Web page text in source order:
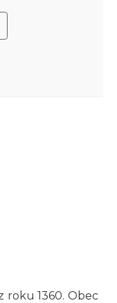
roku 1360. Obec